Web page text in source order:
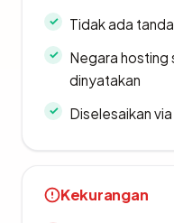
Tidak ada
Negara hosting
dinyatakan
Diselesaikan
Kekurangan